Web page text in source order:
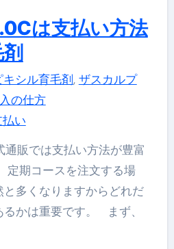
は支払い方法
キシル育毛剤, ザスカルプ
の仕方
い
定期コースを注文する場
多くなりますからどれだ
かは重要です。 まず、